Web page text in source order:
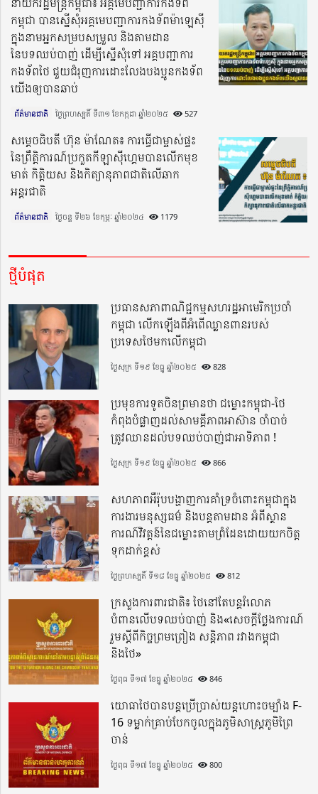
កម្ពុជា បានស្នើសុំអគ្គមេបញ្ជាការកងទ័ពម៉ាឡេស៊ី
ក្នុងនាមអ្នកសម្របសម្រួល និងតាមដាន
នៃបទឈប់បាញ់ ដើម្បីស្នើសុំទៅ អគ្គបញ្ជាការ
កងទ័ពថៃ ជួយជំរុញការដោះលែងបងប្អូនកងទ័ព
យើងឲ្យបានឆាប់
ព័ត៌មានជាតិ ថ្ងៃព្រហស្បតិ៍ ទី៣១ ខែកក្កដា ឆ្នាំ២០២៥​ 527
សម្តេចធិបតី ហ៊ុន ម៉ាណែត៖ ការធ្វើជាម្ចាស់ផ្ទះ
នៃព្រឹត្តិការណ៍ប្រកួតកីឡាស៊ីហេ្គមបានលើកមុខ
មាត់ កិត្តិយស និងកិត្យានុភាពជាតិលើឆាក
អន្តរជាតិ
ព័ត៌មានជាតិ ថ្ងៃចន្ទ ទី២៦ ខែកុម្ភៈ ឆ្នាំ២០២៤​ 1179
ថ្មីបំផុត
ប្រធានសភាពាណិជ្ជកម្មសហរដ្ឋអាមេរិកប្រចាំ
កម្ពុជា លើកឡើងពីអំពើឈ្លានពានរបស់
ប្រទេសថៃមកលើកម្ពុជា
ថ្ងៃសុក្រ ទី១៩ ខែធ្នូ ឆ្នាំ២០២៥ 828
ប្រមុខការទូតចិនព្រមានថា ជម្លោះកម្ពុជា-ថៃ
កំពុងបំផ្លាញដល់សាមគ្គីភាពអាស៊ាន ចាំបាច់
ត្រូវឈានដល់បទឈប់បាញ់ជាអាទិភាព !
ថ្ងៃសុក្រ ទី១៩ ខែធ្នូ ឆ្នាំ២០២៥ 866
សហភាពអឺរ៉ុបបង្ហាញការគាំទ្រចំពោះកម្ពុជាក្នុង
ការងារមនុស្សធម៌ និងបន្តតាមដាន អំពីស្ថាន
ការណ៍វិវត្តន៍នៃជម្លោះតាមព្រំដែនដោយយកចិត្ត
ទុកដាក់ខ្ពស់
ថ្ងៃព្រហស្បតិ៍ ទី១៨ ខែធ្នូ ឆ្នាំ២០២៥ 812
ក្រសួងការពារជាតិ៖ ថៃនៅតែបន្តរំលោភ
បំពានលើបទឈប់បាញ់ និង«សេចក្តីថ្លែងការណ៍
រួមស្តីពីកិច្ចព្រមព្រៀង សន្តិភាព រវាងកម្ពុជា
និងថៃ»
ថ្ងៃពុធ ទី១៧ ខែធ្នូ ឆ្នាំ២០២៥ 846
យោធាថៃបានបន្តប្រើប្រាស់យន្តហោះចម្បាំង F-
16 ទម្លាក់គ្រាប់បែកចូលក្នុងភូមិសាស្ត្រភូមិព្រៃ
ចាន់
ថ្ងៃពុធ ទី១៧ ខែធ្នូ ឆ្នាំ២០២៥ 800